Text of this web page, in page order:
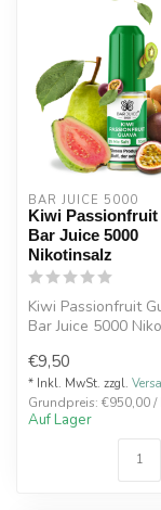
BAR JUICE 5000
Kiwi Passionfruit
Bar Juice 5000
Nikotinsalz
Kiwi Passionfruit
Bar Juice 5000
€9,50
* Inkl. MwSt. zzgl.
Grundpreis: €950,00 /
Auf Lager